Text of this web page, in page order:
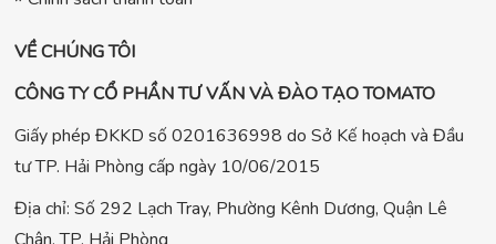
VỀ CHÚNG TÔI
CÔNG TY CỔ PHẦN TƯ VẤN VÀ ĐÀO TẠO TOMATO
Giấy phép ĐKKD số 0201636998 do Sở Kế hoạch và Đầu
tư TP. Hải Phòng cấp ngày 10/06/2015
Địa chỉ: Số 292 Lạch Tray, Phường Kênh Dương, Quận Lê